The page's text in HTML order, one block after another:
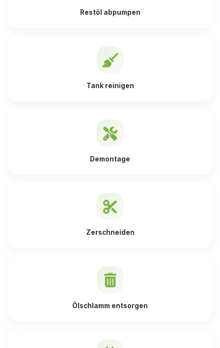
Restöl abpumpen
Tank reinigen
Demontage
Zerschneiden
Ölschlamm entsorgen